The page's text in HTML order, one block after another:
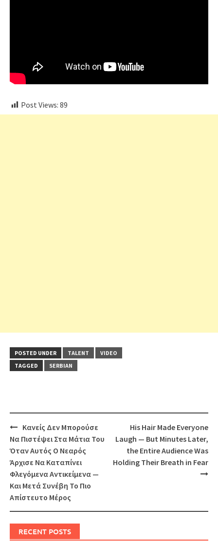
Post Views: 89
POSTED UNDER TALENT
VIDEO
TAGGED
SERBIAN
Post
navigation
Κανείς Δεν Μπορούσε
Να Πιστέψει Στα Μάτια Του
Όταν Αυτός Ο Νεαρός
Άρχισε Να Καταπίνει
Φλεγόμενα Αντικείμενα —
Και Μετά Συνέβη Το Πιο
Απίστευτο Μέρος
His Hair Made Everyone
Laugh — But Minutes Later,
the Entire Audience Was
Holding Their Breath in Fear
RECENT POSTS